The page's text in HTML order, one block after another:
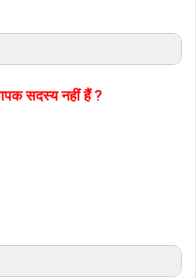
सदस्य नहीं हैं ?